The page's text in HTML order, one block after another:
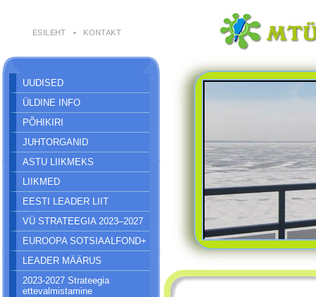
ESILEHT • KONTAKT
UUDISED
ÜLDINE INFO
PÕHIKIRI
JUHTORGANID
ASTU LIIKMEKS
LIIKMED
EESTI LEADER LIIT
VÜ STRATEEGIA 2023–2027
EUROOPA SOTSIAALFOND+
LEADER MÄÄRUS
2023-2027 Strateegia
ettevalmistamine